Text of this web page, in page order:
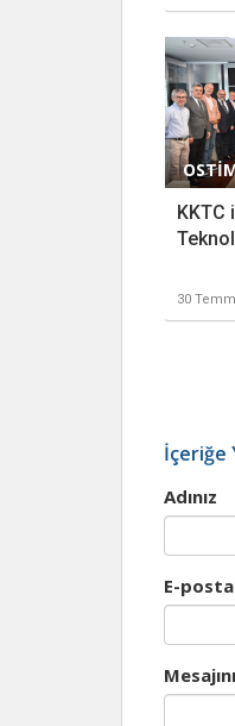
KKTC
30
İçeriğe
Adınız
E-